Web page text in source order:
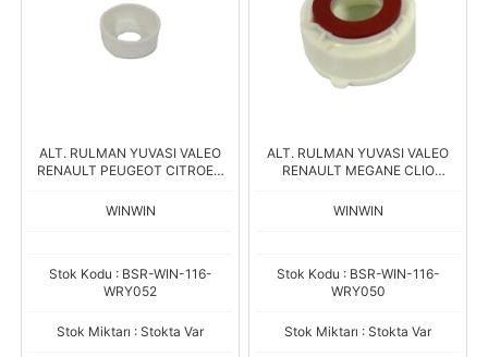
ALT. RULMAN YUVASI VALEO
RENAULT PEUGEOT CITROEN
WINWIN
Stok Kodu : BSR-WIN-116-
WRY052
Stok Miktarı : Stokta Var
ALT. RULMAN YUVASI VALEO
RENAULT MEGANE CLIO
İç Çap.35,00
WINWIN
Stok Kodu : BSR-WIN-116-
WRY050
Stok Miktarı : Stokta Var